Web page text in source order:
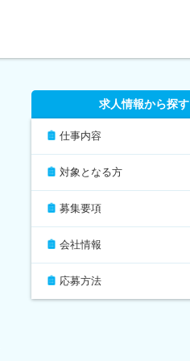
求人情報から探す
仕事内容
対象となる方
募集要項
会社情報
応募方法